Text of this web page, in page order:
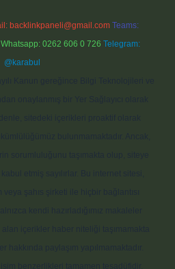
backlinkpaneli@gmail.com Teams:
Whatsapp: 0262 606 0 726 Telegram:
@karabul